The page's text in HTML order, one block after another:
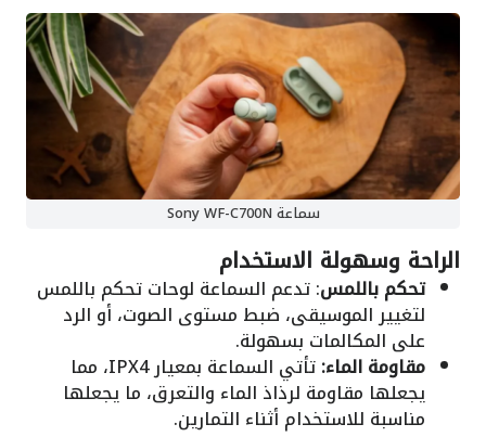
سماعة Sony WF-C700N
الراحة وسهولة الاستخدام
تحكم باللمس: تدعم السماعة لوحات تحكم باللمس
لتغيير الموسيقى، ضبط مستوى الصوت، أو الرد
على المكالمات بسهولة.
مقاومة الماء: تأتي السماعة بمعيار IPX4، مما
يجعلها مقاومة لرذاذ الماء والتعرق، ما يجعلها
مناسبة للاستخدام أثناء التمارين.